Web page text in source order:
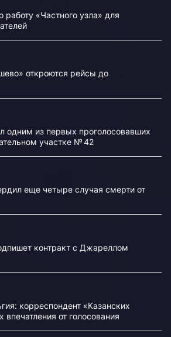
работу «Частного узла» для
откроются рейсы до
одним из первых проголосовавших
участке № 42
еще четыре случая смерти от
контракт с Джареллом
корреспондент «Казанских
впечатления от голосования